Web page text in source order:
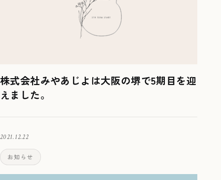
株式会社みやあじよは大阪の堺で5期目を迎
えました。
2021.12.22
お知らせ